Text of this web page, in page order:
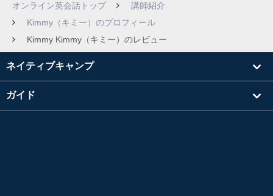
オンライン英会話トップ
講師紹介
Kimmy（キミー）のプロフィール
Kimmy Kimmy（キミー）のレビュー
ネイティブキャンプ
ガイド